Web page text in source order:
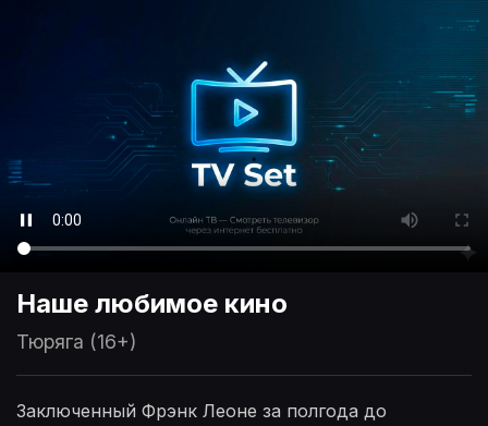
Наше любимое кино
Тюряга (16+)
Заключенный Фрэнк Леоне за полгода до